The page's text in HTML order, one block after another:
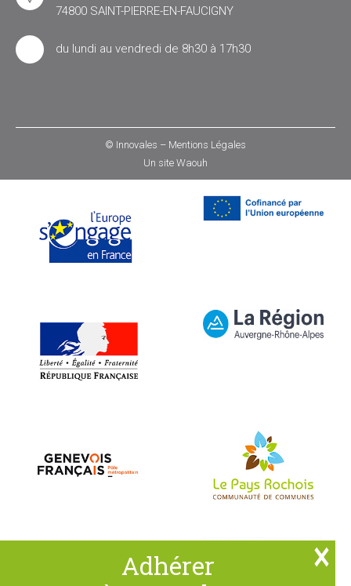
74800 SAINT-PIERRE-EN-FAUCIGNY
du lundi au vendredi de 8h30 à 17h30
© Innovales – Mentions Légales
Un site Waouh
Adhérer